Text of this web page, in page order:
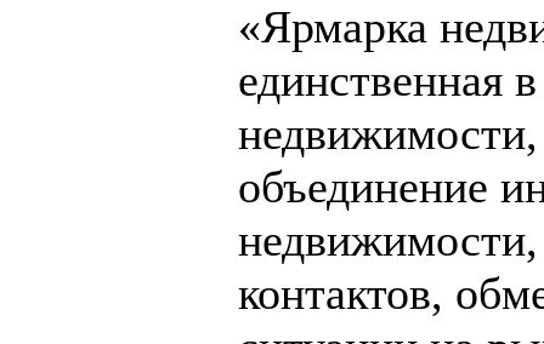
«Ярмарка
единственная
недвижимости,
объединение
контактов,